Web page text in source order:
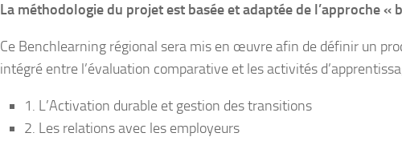
La méthodologie du projet est basée et adaptée de l’approche «
Ce Benchlearning régional sera mis en œuvre afin de définir un
intégré entre l’évaluation comparative et les activités
1. L’Activation durable et gestion des transitions
2. Les relations avec les employeurs